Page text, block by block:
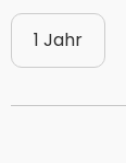
1 Jahr